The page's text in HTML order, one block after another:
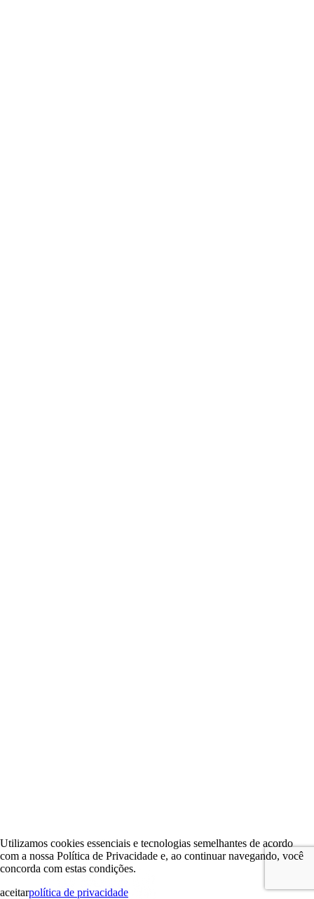
Utilizamos cookies essenciais e tecnologias semelhantes de acordo
com a nossa Política de Privacidade e, ao continuar navegando, você
concorda com estas condições.
aceitarpolítica de privacidade